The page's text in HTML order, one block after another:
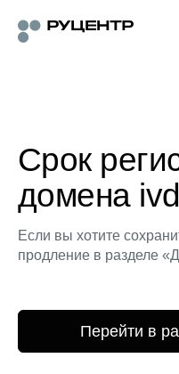
Срок
домена
Если вы хотите
продление в разделе
Перейти в